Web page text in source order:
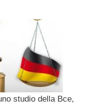
studio della Bce,